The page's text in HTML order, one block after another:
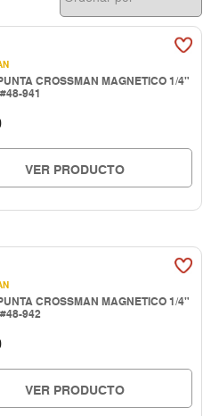
CROSSMAN MAGNETICO 1/4"
941
VER PRODUCTO
CROSSMAN MAGNETICO 1/4"
942
VER PRODUCTO